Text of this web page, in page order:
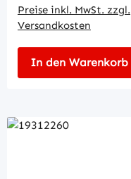
Preise inkl. MwSt. zzgl.
Versandkosten
In den Warenkorb